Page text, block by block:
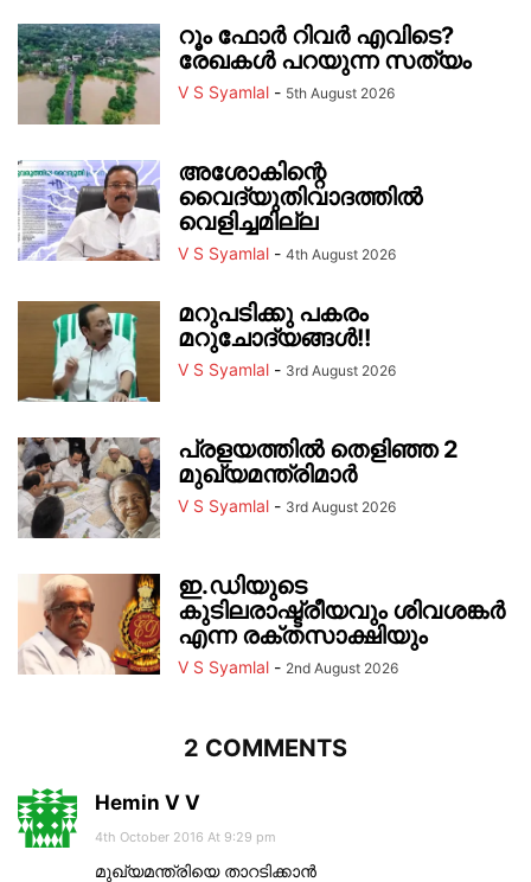
റൂം ഫോർ റിവർ എവിടെ?
രേഖകൾ പറയുന്ന സത്യം
V S Syamlal - 5th August 2026
അശോകിന്റെ
വൈദ്യുതിവാദത്തിൽ
വെളിച്ചമില്ല
V S Syamlal - 4th August 2026
മറുപടിക്കു പകരം
മറുചോദ്യങ്ങൾ!!
V S Syamlal - 3rd August 2026
പ്രളയത്തിൽ തെളിഞ്ഞ 2
മുഖ്യമന്ത്രിമാർ
V S Syamlal - 3rd August 2026
ഇ.ഡിയുടെ
കുടിലരാഷ്ട്രീയവും ശിവശങ്കർ
എന്ന രക്തസാക്ഷിയും
V S Syamlal - 2nd August 2026
2 COMMENTS
Hemin V V
4th October 2016 At 9:29 pm
മുഖ്യമന്ത്രിയെ താറടിക്കാൻ